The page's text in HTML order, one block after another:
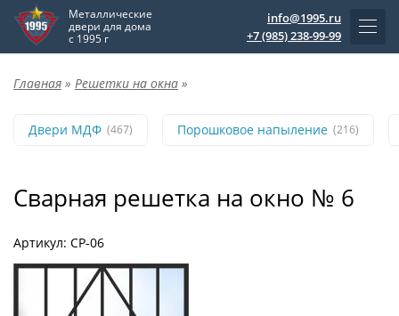
Металлические
двери для дома
с 1995 г
info@1995.ru
+7 (985) 238-99-99
Главная » Решетки на окна »
Двери МДФ (467) Порошковое напыление (216)
Сварная решетка на окно № 6
Артикул: СР-06